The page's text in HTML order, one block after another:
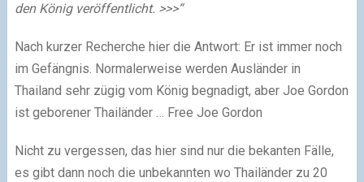
den König veröffentlicht. >>>“
Nach kurzer Recherche hier die Antwort: Er ist immer noch
im Gefängnis. Normalerweise werden Ausländer in
Thailand sehr zügig vom König begnadigt, aber Joe Gordon
ist geborener Thailänder … Free Joe Gordon
Nicht zu vergessen, das hier sind nur die bekanten Fälle,
es gibt dann noch die unbekannten wo Thailänder zu 20